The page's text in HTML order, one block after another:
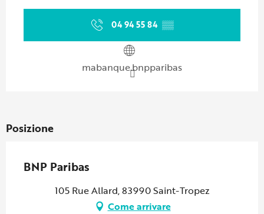
04 94 55 84 ▒▒
mabanque.bnpparibas
Posizione
BNP Paribas
105 Rue Allard, 83990 Saint-Tropez
Come arrivare